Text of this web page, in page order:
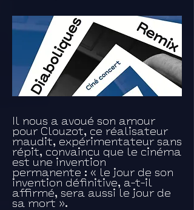
Il nous a avoué son amour
pour Clouzot, ce réalisateur
maudit, expérimentateur sans
répit, convaincu que le cinéma
est une invention
permanente : « le jour de son
invention définitive, a-t-il
affirmé, sera aussi le jour de
sa mort ».